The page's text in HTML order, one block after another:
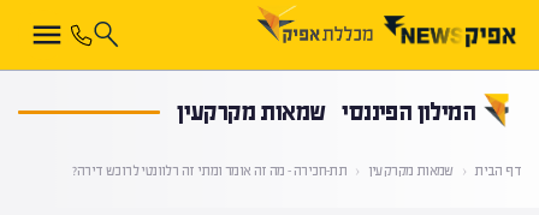
המילון הפיננסי שמאות מקרקעין
דף הבית ‹ שמאות מקרקעין ‹ תת-חכירה – מה זה אומר ומתי זה רלוונטי לרוכש דירה?